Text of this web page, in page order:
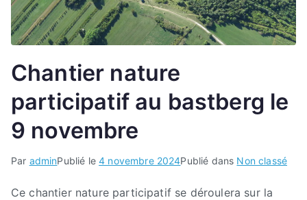
Chantier nature
participatif au bastberg le
9 novembre
Par adminPublié le4 novembre 2024Publié dans Non classé
Ce chantier nature participatif se déroulera sur la